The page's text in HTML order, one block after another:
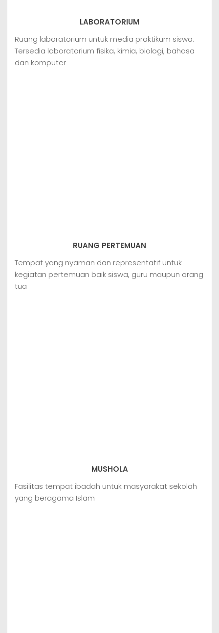
LABORATORIUM
Ruang laboratorium untuk media praktikum siswa.
Tersedia laboratorium fisika, kimia, biologi, bahasa
dan komputer
RUANG PERTEMUAN
Tempat yang nyaman dan representatif untuk
kegiatan pertemuan baik siswa, guru maupun orang
tua
MUSHOLA
Fasilitas tempat ibadah untuk masyarakat sekolah
yang beragama Islam